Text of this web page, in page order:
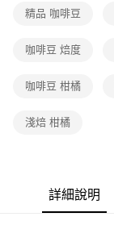
精品 咖啡豆
咖啡豆 焙度
咖啡豆 柑橘
淺焙 柑橘
詳細說明